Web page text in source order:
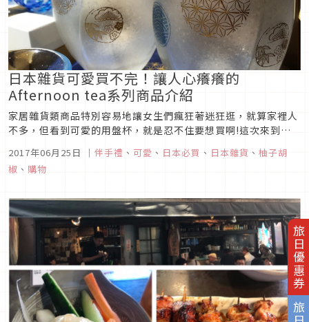
旅日優惠券
日本雜貨可愛買不完！讓人心癢癢的
Afternoon tea系列商品介紹
家居雜貨類商品特別容易地讓女生們瘋狂著迷狂逛，就算家裡人
不多，但看到可愛的用盤杯，就是忍不住要想買啊!這次來到
了，但喜歡Afternoon tea商品的人，還是可以到日本逛逛。
2017年06月25日 ｜ 伴手禮 、 可愛 、 日本必買 、 日本雜貨 、 柚子胡
椒 、 購物